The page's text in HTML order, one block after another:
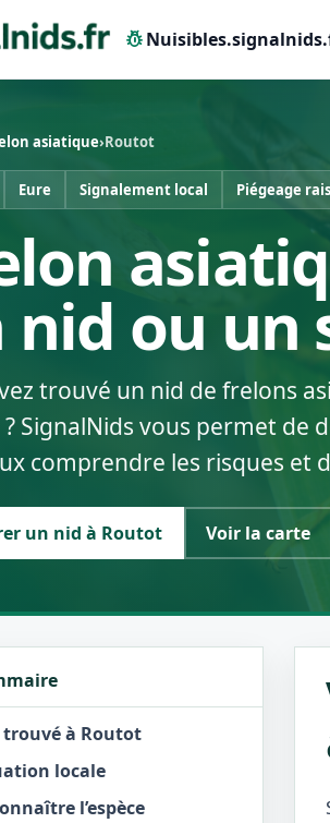
pest_control
asiatique›Routot
Eure Signalement local Piégeage
nid ou un
trouvé un nid de frelons
SignalNids vous permet de
comprendre les risques et
un nid à Routot Voir la carte
trouvé à Routot
locale
l’espèce